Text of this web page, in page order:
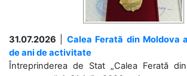
31.07.2026
Calea Ferată din Moldova
de ani de activitate
Întreprinderea de Stat „Calea Ferată